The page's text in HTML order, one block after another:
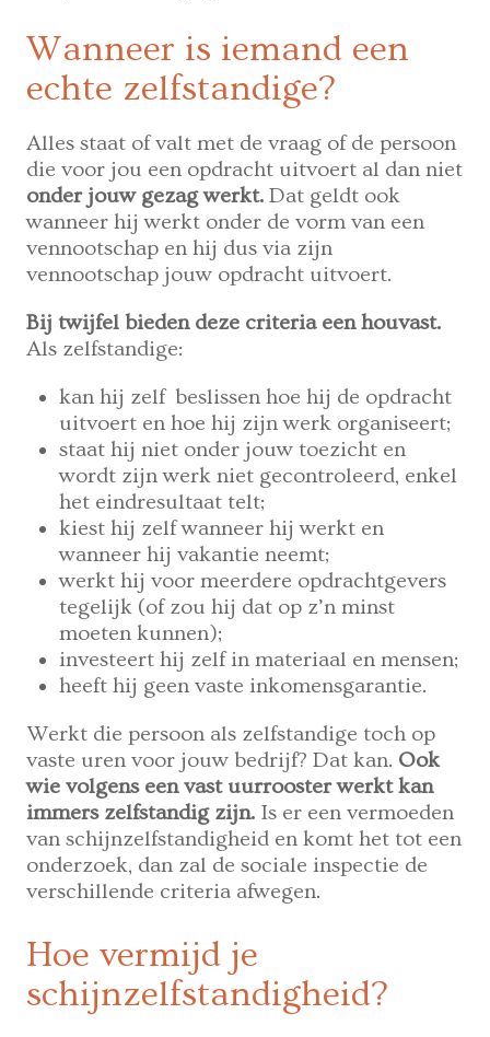
Wanneer is iemand een
echte zelfstandige?
Alles staat of valt met de vraag of de persoon
die voor jou een opdracht uitvoert al dan niet
onder jouw gezag werkt.Dat geldt ook
wanneer hij werkt onder de vorm van een
vennootschap en hij dus via zijn
vennootschap jouw opdracht uitvoert.
Bij twijfel bieden deze criteria een houvast.
Als zelfstandige:
kan hij zelf beslissen hoe hij de opdracht
uitvoert en hoe hij zijn werk organiseert;
staat hij niet onder jouw toezicht en
wordt zijn werk niet gecontroleerd, enkel
het eindresultaat telt;
kiest hij zelf wanneer hij werkt en
wanneer hij vakantie neemt;
werkt hij voor meerdere opdrachtgevers
tegelijk (of zou hij dat op z’n minst
moeten kunnen);
investeert hij zelf in materiaal en mensen;
heeft hij geen vaste inkomensgarantie.
Werkt die persoon als zelfstandige toch op
vaste uren voor jouw bedrijf? Dat kan. Ook
wie volgens een vast uurrooster werkt kan
immers zelfstandig zijn. Is er een vermoeden
van schijnzelfstandigheid en komt het tot een
onderzoek, dan zal de sociale inspectie de
verschillende criteria afwegen.
Hoe vermijd je
schijnzelfstandigheid?